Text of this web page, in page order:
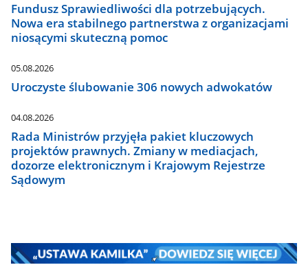
Fundusz Sprawiedliwości dla potrzebujących.
Nowa era stabilnego partnerstwa z organizacjami
niosącymi skuteczną pomoc
05.08.2026
Uroczyste ślubowanie 306 nowych adwokatów
04.08.2026
Rada Ministrów przyjęła pakiet kluczowych
projektów prawnych. Zmiany w mediacjach,
dozorze elektronicznym i Krajowym Rejestrze
Sądowym